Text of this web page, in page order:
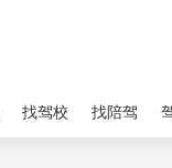
找驾校 找陪驾